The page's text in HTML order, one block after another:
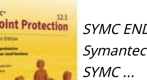
SYMC
SYMC ...